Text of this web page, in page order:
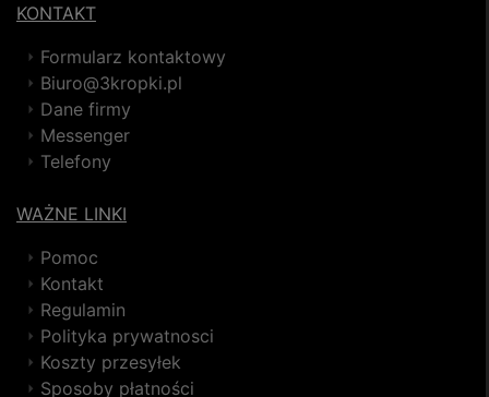
KONTAKT
Formularz kontaktowy
Biuro@3kropki.pl
Dane firmy
Messenger
Telefony
WAŻNE LINKI
Pomoc
Kontakt
Regulamin
Polityka prywatnosci
Koszty przesyłek
Sposoby płatności